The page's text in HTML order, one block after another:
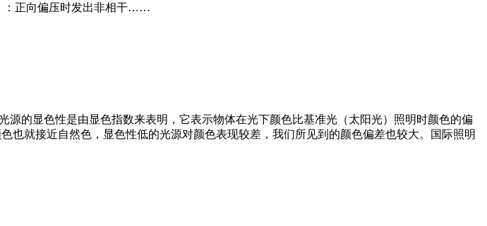
：正向偏压时发出非相干……
显色性是由显色指数来表明，它表示物体在光下颜色比基准光（太阳光）照明时颜色的偏
就接近自然色，显色性低的光源对颜色表现较差，我们所见到的颜色偏差也较大。国际照明